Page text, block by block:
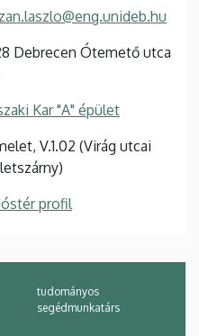
Debrecen Ótemető utca
Kar "A" épület
V.1.02 (Virág utcai
profil
tudományos
segédmunkatárs